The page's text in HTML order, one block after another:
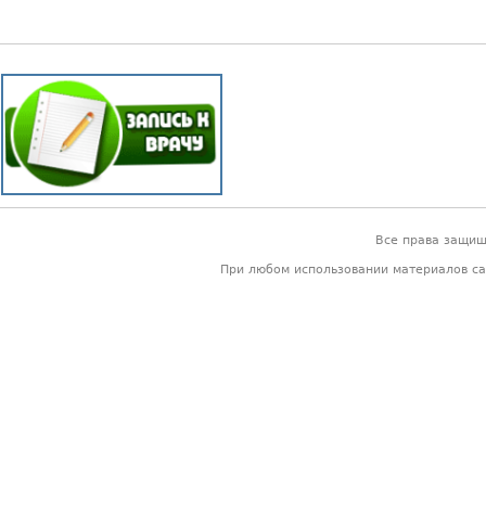
Все права
При любом использовании материалов